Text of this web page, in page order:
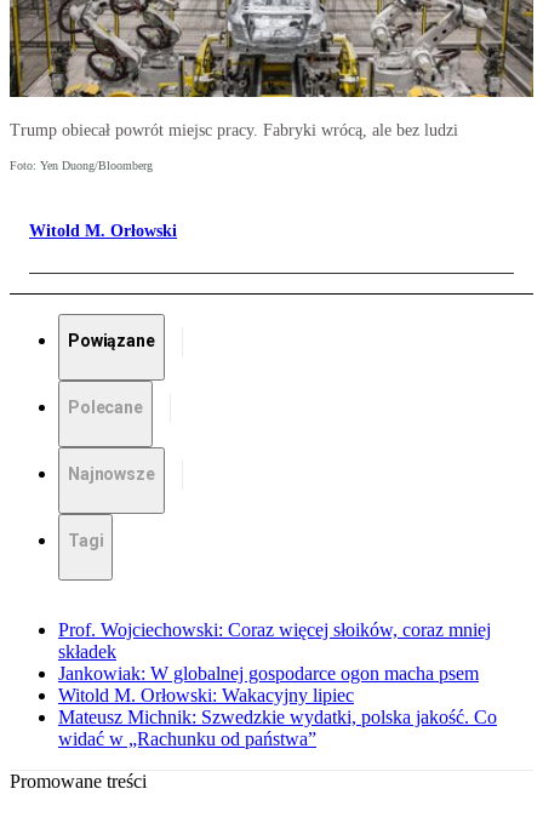
Trump obiecał powrót miejsc pracy. Fabryki wrócą, ale bez ludzi
Foto: Yen Duong/Bloomberg
Witold M. Orłowski
Powiązane
Polecane
Najnowsze
Tagi
Prof. Wojciechowski: Coraz więcej słoików, coraz mniej
składek
Jankowiak: W globalnej gospodarce ogon macha psem
Witold M. Orłowski: Wakacyjny lipiec
Mateusz Michnik: Szwedzkie wydatki, polska jakość. Co
widać w „Rachunku od państwa”
Promowane treści